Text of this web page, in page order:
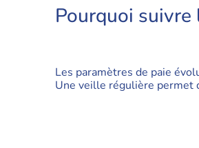
Pourquoi suivre
Les paramètres de paie
Une veille régulière permet